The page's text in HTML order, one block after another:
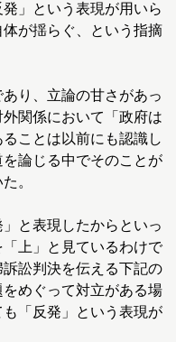
発」という表現が用いら
が揺らぐ、という指摘
り、立論の甘さがあっ
関係において「政府は
ことは以前にも認識し
論じる中でそのことが
。
と表現したからといっ
上」と見ているわけで
訟判決を伝える下記の
めぐって対立がある場
「反発」という表現が